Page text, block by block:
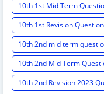
10th 1st Mid Term
10th 1st Revision
10th 2nd mid term
10th 2nd Mid Term
10th 2nd Revision 2023